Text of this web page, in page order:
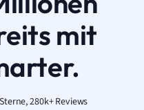
mit
280k+ Reviews